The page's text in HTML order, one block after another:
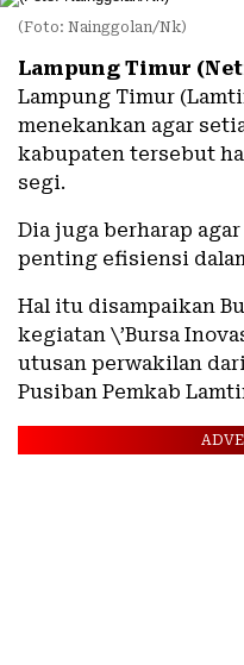
(Foto: Nainggolan/Nk)
Lampung Timur
Lampung Timur
menekankan agar
kabupaten tersebut
segi.
Dia juga berharap
penting efisiensi
Hal itu disampaikan
kegiatan \’Bursa
utusan perwakilan
Pusiban Pemkab